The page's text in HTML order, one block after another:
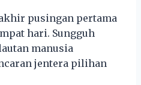
pusingan pertama
hari. Sungguh
manusia
jentera pilihan